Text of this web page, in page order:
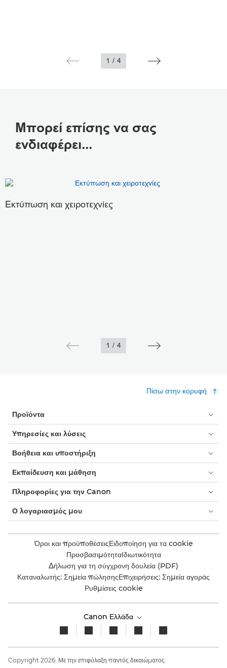
1 / 4
Μπορεί επίσης να σας
ενδιαφέρει...
Εκτύπωση και χειροτεχνίες
1 / 4
Πίσω στην κορυφή
Προϊόντα
Υπηρεσίες και λύσεις
Βοήθεια και υποστήριξη
Εκπαίδευση και μάθηση
Πληροφορίες για την Canon
Ο λογαριασμός μου
Όροι και προϋποθέσειςΕιδοποίηση για τα cookie
ΠροσβασιμότηταΙδιωτικότητα
Δήλωση για τη σύγχρονη δουλεία (PDF)
Καταναλωτής: Σημεία πώλησηςΕπιχειρήσεις: Σημεία αγοράς
Ρυθμίσεις cookie
Canon Ελλάδα
Copyright 2026. Με την επιφύλαξη παντός δικαιώματος.